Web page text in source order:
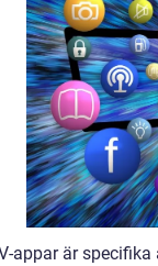
appar är